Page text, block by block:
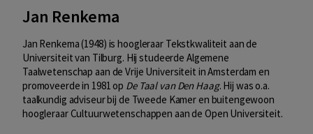
Jan Renkema
Jan Renkema (1948) is hoogleraar Tekstkwaliteit aan de
Universiteit van Tilburg. Hij studeerde Algemene
Taalwetenschap aan de Vrije Universiteit in Amsterdam en
promoveerde in 1981 op De Taal van Den Haag. Hij was o.a.
taalkundig adviseur bij de Tweede Kamer en buitengewoon
hoogleraar Cultuurwetenschappen aan de Open Universiteit.